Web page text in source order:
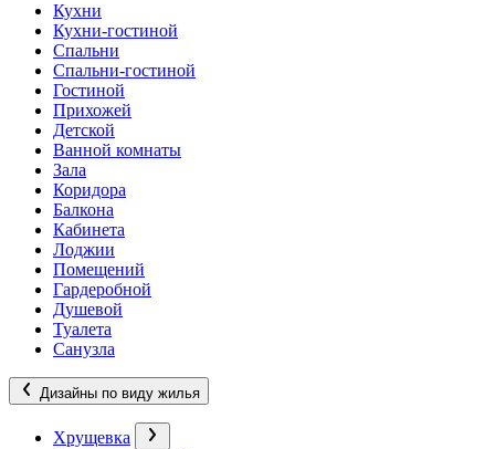
Кухни
Кухни-гостиной
Спальни
Спальни-гостиной
Гостиной
Прихожей
Детской
Ванной комнаты
Зала
Коридора
Балкона
Кабинета
Лоджии
Помещений
Гардеробной
Душевой
Туалета
Санузла
Дизайны по виду жилья
Хрущевка